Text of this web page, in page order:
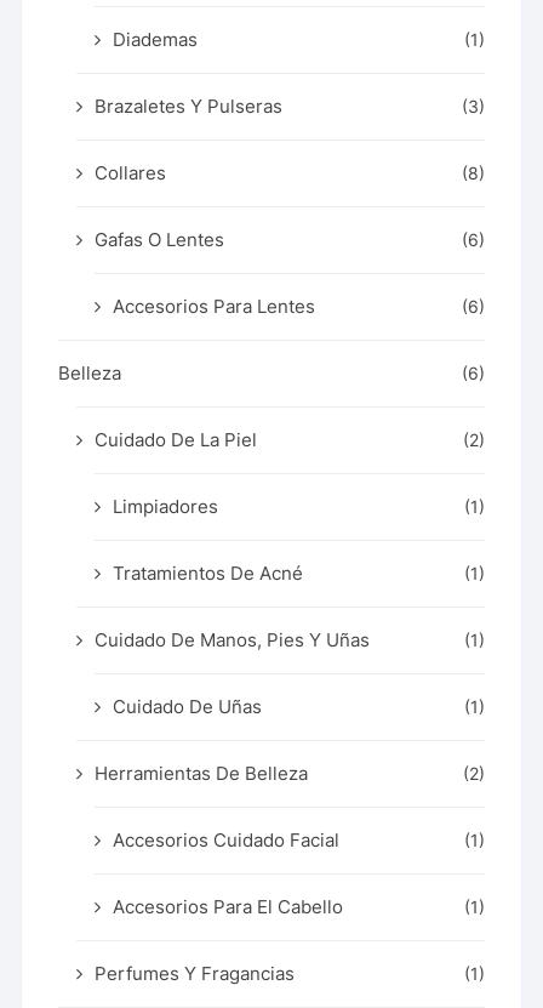
Diademas (1)
Brazaletes Y Pulseras (3)
Collares (8)
Gafas O Lentes (6)
Accesorios Para Lentes (6)
Belleza (6)
Cuidado De La Piel (2)
Limpiadores (1)
Tratamientos De Acné (1)
Cuidado De Manos, Pies Y Uñas (1)
Cuidado De Uñas (1)
Herramientas De Belleza (2)
Accesorios Cuidado Facial (1)
Accesorios Para El Cabello (1)
Perfumes Y Fragancias (1)